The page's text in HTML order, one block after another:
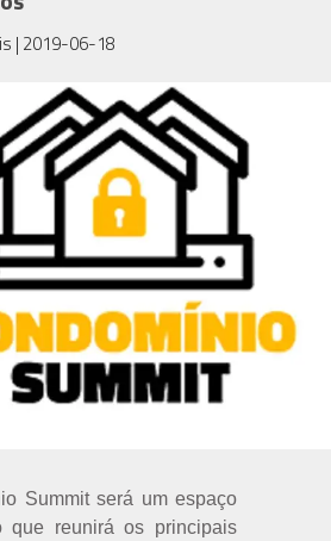
| 2019-06-18
Summit será um espaço
que reunirá os principais